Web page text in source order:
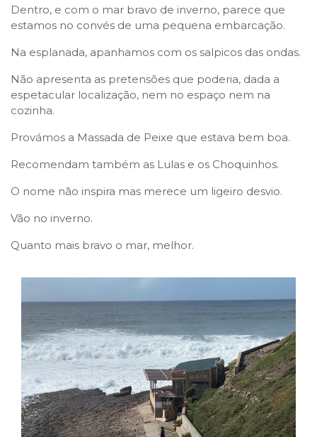
Dentro, e com o mar bravo de inverno, parece que
estamos no convés de uma pequena embarcação.
Na esplanada, apanhamos com os salpicos das ondas.
Não apresenta as pretensões que poderia, dada a
espetacular localização, nem no espaço nem na
cozinha.
Provámos a Massada de Peixe que estava bem boa.
Recomendam também as Lulas e os Choquinhos.
O nome não inspira mas merece um ligeiro desvio.
Vão no inverno.
Quanto mais bravo o mar, melhor.